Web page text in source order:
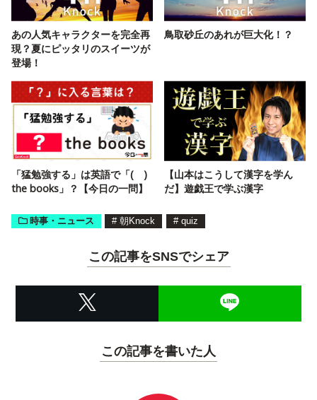
あの人気キャラクターを完全再
現？夏にピッタリのスイーツが
登場！
鳥取砂丘のあれが巨大化！？
「猛勉強する」は英語で「( )
the books」？【今日の一問】
【山本はこうして漢字を学ん
だ】遊戯王で学ぶ漢字
時事・ニュース # 朝Knock # quiz
この記事をSNSでシェア
この記事を書いた人